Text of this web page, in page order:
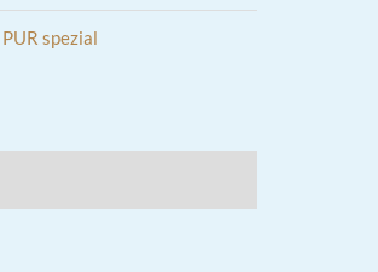
PUR spezial